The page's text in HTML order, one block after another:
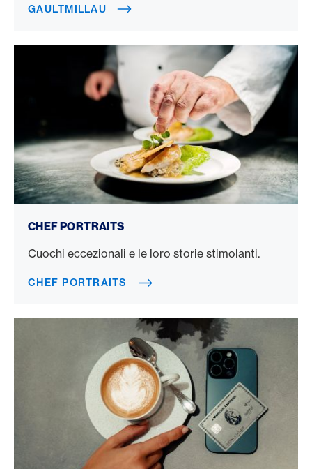
GAULTMILLAU
CHEF PORTRAITS
Cuochi eccezionali e le loro storie stimolanti.
CHEF PORTRAITS